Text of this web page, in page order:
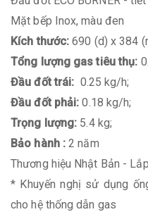
Mặt bếp Inox, màu đen
Kích thước:690 (d) x 384
Tổng lượng gas tiêu thụ:
Đầu đốt trái: 0.25 kg/h;
Đầu đốt phải: 0.18 kg/h;
Trọng lượng: 5.4 kg;
Bảo hành :2 năm
Thương hiệu Nhật Bản -
* Khuyến nghị sử dụng
cho hệ thống dẫn gas